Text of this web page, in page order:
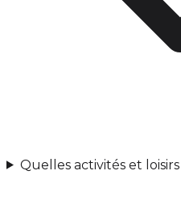
Quelles activités et